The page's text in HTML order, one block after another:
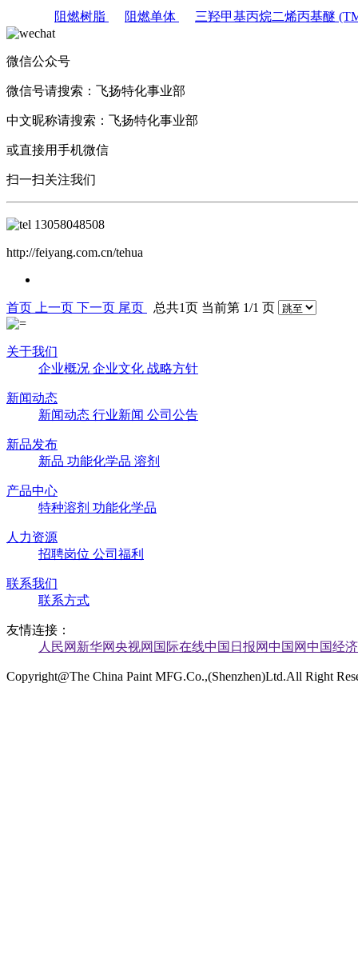
阻燃树脂 阻燃单体 三羟甲基丙烷二烯丙基醚
微信公众号
微信号请搜索： 飞扬特化事业部
中文昵称请搜索： 飞扬特化事业部
或直接用手机微信
扫一扫关注我们
13058048508
http://feiyang.com.cn/tehua
首页 上一页 下一页 尾页 总共1页 当前第 1/1 页
关于我们
企业概况 企业文化 战略方针
新闻动态
新闻动态 行业新闻 公司公告
新品发布
新品 功能化学品 溶剂
产品中心
特种溶剂 功能化学品
人力资源
招聘岗位 公司福利
联系我们
联系方式
友情连接：
人民网 新华网央视网 国际在线中国日报网中国网中国经
Copyright@The China Paint MFG.Co.,(Shenzhen)Ltd.All Right